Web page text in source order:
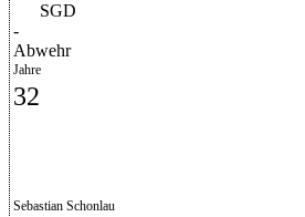
SGD
-
Abwehr
Jahre
32
Sebastian Schonlau